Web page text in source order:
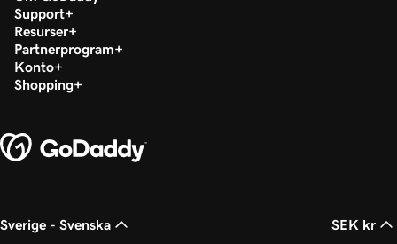
Support
Resurser
Partnerprogram
Konto
Shopping
Sverige - Svenska SEK kr